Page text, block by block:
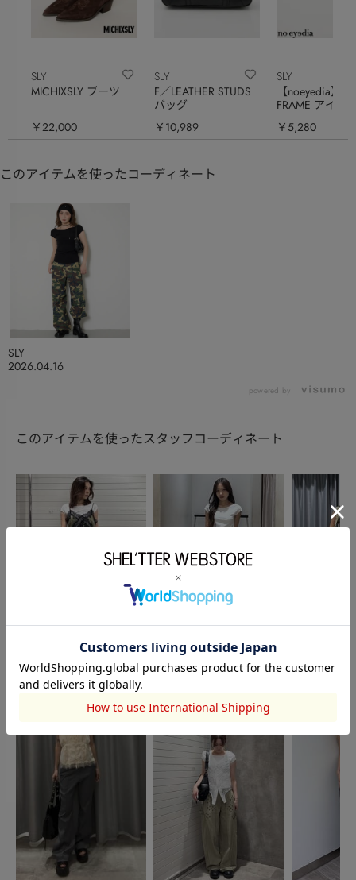
SLY
MICHIXSLY ブーツ
￥22,000
SLY
F／LEATHER STUDS
バッグ
￥10,989
SLY
【noeyedia】
FRAME アイウ
￥5,280
このアイテムを使ったコーディネート
2026.04.16
SLY
powered by
このアイテムを使ったスタッフコーディネート
川上 奈那
152cm
SLY
山村楓
李 い